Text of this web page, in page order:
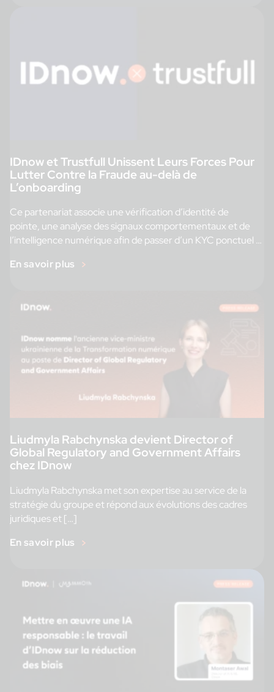
IDnow et Trustfull Unissent Leurs Forces Pour
Lutter Contre la Fraude au-delà de
L’onboarding
Ce partenariat associe une vérification d’identité de
pointe, une analyse des signaux comportementaux et de
l’intelligence numérique afin de passer d’un KYC ponctuel à
En savoir plus
Liudmyla Rabchynska devient Director of
Global Regulatory and Government Affairs
chez IDnow
Liudmyla Rabchynska met son expertise au service de la
stratégie du groupe et répond aux évolutions des cadres
juridiques et […]
En savoir plus